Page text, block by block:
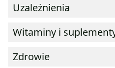
Uzależnienia
Witaminy i
Zdrowie